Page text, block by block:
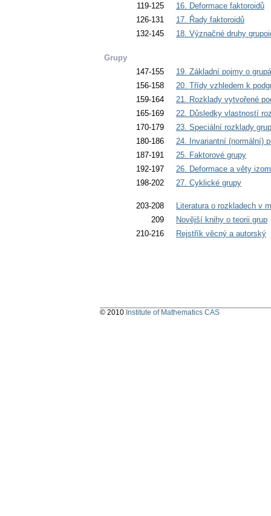
119-125
16. Deformace faktoroidů
126-131
17. Řady faktoroidů
132-145
18. Význačné druhy
Grupy
147-155
19. Základní pojmy o
156-158
20. Třídy vzhledem k
159-164
21. Rozklady vytvořené
165-169
22. Důsledky vlastností
170-179
23. Speciální rozklady
180-186
24. Invariantní (normální)
187-191
25. Faktorové grupy
192-197
26. Deformace a věty
198-202
27. Cyklické grupy
203-208
Literatura o rozkladech v
209
Novější knihy o teorii grup
210-216
Rejstřík věcný a autorský
© 2010 Institute of Mathematics CAS